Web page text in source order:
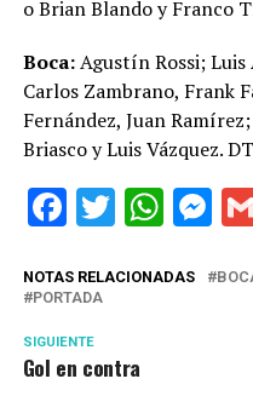
o Brian Blando y Franco
Boca:Agustín Rossi; Luis
Carlos Zambrano, Frank
Fernández, Juan
Briasco y Luis Vázquez.
Facebook
Twitter
NOTAS RELACIONADAS
PORTADA
SIGUIENTE
Gol en contra